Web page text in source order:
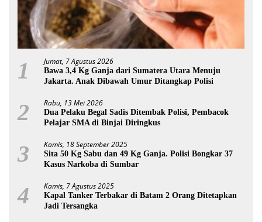
1 Jumat, 7 Agustus 2026
Bawa 3,4 Kg Ganja dari Sumatera Utara Menuju
Jakarta. Anak Dibawah Umur Ditangkap Polisi
2 Rabu, 13 Mei 2026
Dua Pelaku Begal Sadis Ditembak Polisi, Pembacok
Pelajar SMA di Binjai Diringkus
3 Kamis, 18 September 2025
Sita 50 Kg Sabu dan 49 Kg Ganja. Polisi Bongkar 37
Kasus Narkoba di Sumbar
4 Kamis, 7 Agustus 2025
Kapal Tanker Terbakar di Batam 2 Orang Ditetapkan
Jadi Tersangka